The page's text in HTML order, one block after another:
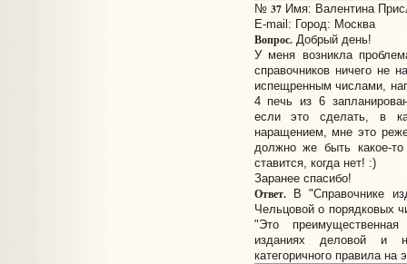
№ 37Имя: Валентина
E-mail: Город: Москва
Вопрос.Добрый день!
У меня возникла
справочников ничего не
испещренным числами,
4 печь из 6
если это сделать, в
наращением, мне это
должно же быть какое-
ставится, когда нет! :)
Заранее спасибо!
Ответ.В "Справочнике
Чельцовой о порядковых
"Это
изданиях деловой и
категоричного правила на